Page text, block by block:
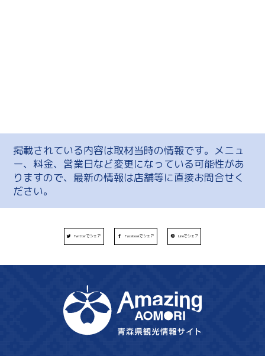
掲載されている内容は取材当時の情報です。メニュ
ー、料金、営業日など変更になっている可能性があ
りますので、最新の情報は店舗等に直接お問合せく
ださい。
Twitterでシェア Facebookでシェア Lineでシェア